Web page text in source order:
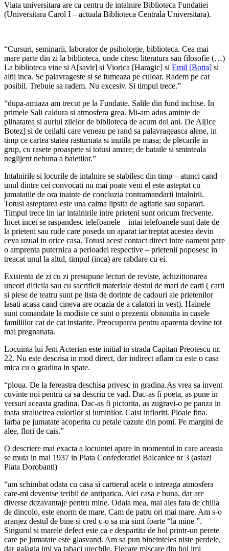
Viata universitara are ca centru de intalnire Biblioteca Fundatiei
(Universitara Carol I – actuala Biblioteca Centrala Universitara).
“Cursuri, seminarii, laborator de psihologie, biblioteca. Cea mai
mare parte din zi la biblioteca, unde citesc literatura sau filosofie (…)
La biblioteca vine si A[savir] si Viorica [Haragic] si Emil [Botta] si
altii inca. Se palavrageste si se fumeaza pe culoar. Radem pe cat
posibil. Trebuie sa radem. Nu excesiv. Si timpul trece.”
“dupa-amiaza am trecut pe la Fundatie. Salile din fund inchise. In
primele Sali caldura si atmosfera grea. Mi-am adus aminte de
plinatatea si auriul zilelor de biblioteca de acum doi ani. De Al[ice
Botez] si de ceilalti care veneau pe rand sa palavrageasca alene, in
timp ce cartea statea rasturnata si inutila pe masa; de plecarile in
grup, cu rasete proaspete si totusi amare; de bataile si sminteala
neglijent nebuna a baietilor.”
Intalnirile si locurile de intalnire se stabilesc din timp – atunci cand
unul dintre cei convocati nu mai poate veni el este asteptat cu
jumatatile de ora inainte de concluzia contramandarii intalnirii.
Totusi asteptarea este una calma lipsita de agitatie sau suparari.
Timpul trece lin iar intalnirile intre prieteni sunt oricum frecvente.
Incet incet se raspandesc telefoanele – intai telefoanele sunt date de
la prieteni sau rude care poseda un aparat iar treptat acestea devin
ceva uzual in orice casa. Totusi acest contact direct intre oameni pare
o amprenta puternica a perioadei respective – prietenii poposesc in
treacat unul la altul, timpul (inca) are rabdare cu ei.
Existenta de zi cu zi presupune lecturi de reviste, achizitionarea
uneori dificila sau cu sacrificii materiale destul de mari de carti ( carti
si piese de teatru sunt pe lista de dorinte de cadouri ale prietenilor
lasati acasa cand cineva are ocazia de a calatori in vest). Hainele
sunt comandate la modiste ce sunt o prezenta obisnuita in casele
familiilor cat de cat instarite. Preocuparea pentru aparenta devine tot
mai pregnanata.
Locuinta lui Jeni Acterian este initial in strada Capitan Preotescu nr.
22. Nu este descrisa in mod direct, dar indirect aflam ca este o casa
mica cu o gradina in spate.
“ploua. De la fereastra deschisa privesc in gradina.As vrea sa invent
cuvinte noi pentru ca sa descriu ce vad. Dac-as fi poeta, as pune in
versuri aceasta gradina. Dac-as fi pictorita, as zugravi-o pe panza in
toata stralucirea culorilor si luminilor. Caisi infloriti. Ploaie fina.
Iarba pe jumatate acoperita cu petale cazute din pomi. Pe margini de
alee, flori de cais.”
O descriere mai exacta a locuintei apare in momentul in care aceasta
se muta in mai 1937 in Piata Confederatiei Balcanice nr 3 (astazi
Piata Dorobanti)
“am schimbat odata cu casa si cartierul acela o intreaga atmosfera
care-mi devenise teribil de antipatica. Aici casa e buna, dar are
diverse dezavantaje pentru mine. Odaia mea, mai ales fata de chilia
de dincolo, este enorm de mare. Cam de patru ori mai mare. Am s-o
aranjez destul de bine si cred c-o sa ma simt foarte “la mine ”.
Singurul si marele defect este ca e despartita de hol printr-un perete
care pe jumatate este glasvand. Am sa pun bineinteles niste perdele,
dar galagia imi va tabaci urechile. Fiecare miscare din hol imi